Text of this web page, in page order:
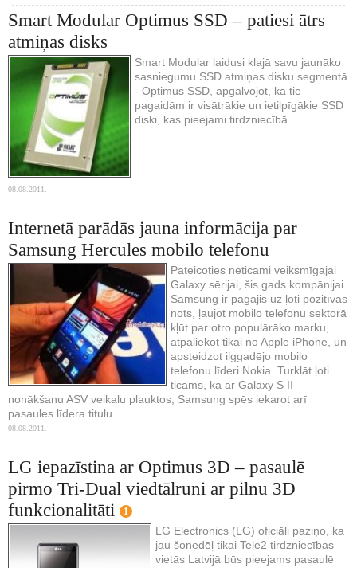
Smart Modular Optimus SSD – patiesi ātrs
atmiņas disks
Smart Modular laidusi klajā savu jaunāko
sasniegumu SSD atmiņas disku segmentā
- Optimus SSD, apgalvojot, ka tie
pagaidām ir visātrākie un ietilpīgākie SSD
diski, kas pieejami tirdzniecībā.
08.08.2011.
Internetā parādās jauna informācija par
Samsung Hercules mobilo telefonu
Pateicoties neticami veiksmīgajai
Galaxy sērijai, šis gads kompānijai
Samsung ir pagājis uz ļoti pozitīvas
nots, ļaujot mobilo telefonu sektorā
kļūt par otro populārāko marku,
atpaliekot tikai no Apple iPhone, un
apsteidzot ilggadējo mobilo
telefonu līderi Nokia. Turklāt ļoti
ticams, ka ar Galaxy S II
nonākšanu ASV veikalu plauktos, Samsung spēs iekarot arī
pasaules līdera titulu.
08.08.2011.
LG iepazīstina ar Optimus 3D – pasaulē
pirmo Tri-Dual viedtālruni ar pilnu 3D
funkcionalitāti
1
LG Electronics (LG) oficiāli paziņo, ka
jau šonedēļ tikai Tele2 tirdzniecības
vietās Latvijā būs pieejams pasaulē